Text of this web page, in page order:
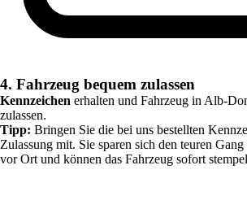
4. Fahrzeug bequem zulassen
Kennzeichen erhalten und Fahrzeug in Alb-
zulassen.
Tipp: Bringen Sie die bei uns bestellten
Zulassung mit. Sie sparen sich den teuren
vor Ort und können das Fahrzeug sofort